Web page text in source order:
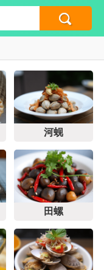
河蚬
田螺